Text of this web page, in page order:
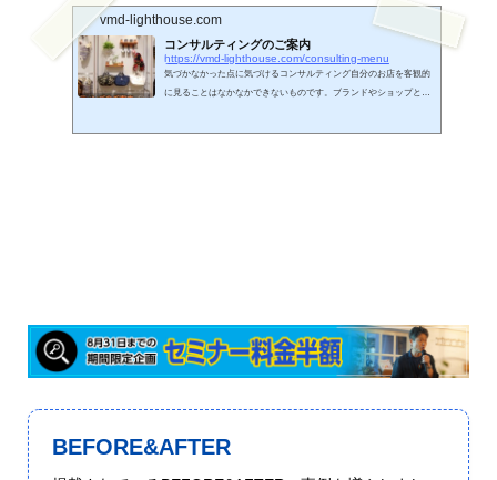
vmd-lighthouse.com
コンサルティングのご案内
https://vmd-lighthouse.com/consulting-menu
気づかなかった点に気づけるコンサルティング自分のお店を客観的
に見ることはなかなかできないものです。ブランドやショップとし
BEFORE&AFTER